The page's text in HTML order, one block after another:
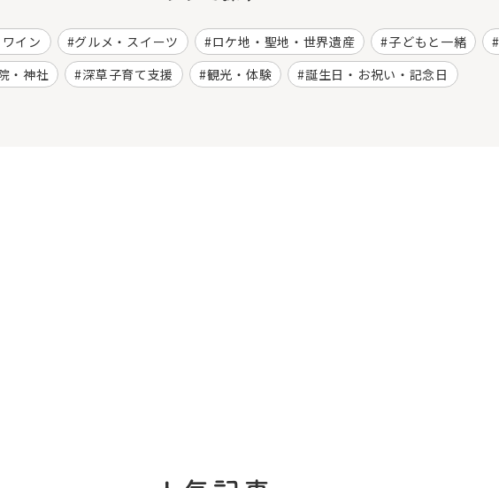
イン グルメ・スイーツ ロケ地・聖地・世界遺産 子どもと一緒
・神社
深草子育て支援 観光・体験 誕生日・お祝い・記念日